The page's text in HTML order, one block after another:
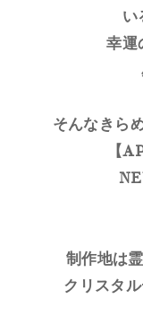
い
幸運
そんなきら
【
制作地は
クリスタ